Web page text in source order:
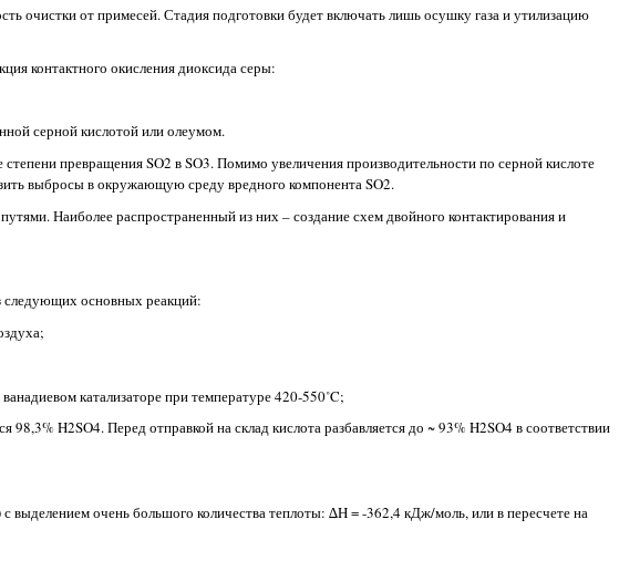
очистки от примесей. Стадия подготовки будет включать лишь осушку газа и утилизацию
контактного окисления диоксида серы:
серной кислотой или олеумом.
превращения SO2 в SO3. Помимо увеличения производительности по серной кислоте
выбросы в окружающую среду вредного компонента SO2.
Наиболее распространенный из них – создание схем двойного контактирования и
следующих основных реакций:
катализаторе при температуре 420-550˚C;
H2SO4. Перед отправкой на склад кислота разбавляется до ~ 93% H2SO4 в соответствии
очень большого количества теплоты: ∆H = -362,4 кДж/моль, или в пересчете на